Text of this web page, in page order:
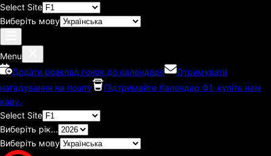
Select Site
Виберіть мову
Menu
Додати розклад гонок до календаря
Отримувати
нагадування на пошту
Підтримайте Календар Ф1, купіть нам
каву.
Select Site
Виберіть рік...
Виберіть мову